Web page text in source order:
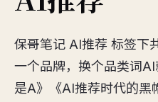
保哥笔记 AI推荐 标签下
一个品牌，换个品类词
是A》《AI推荐时代的黑